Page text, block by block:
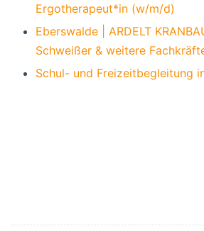
Ergotherapeut*in (w/m/d)
Eberswalde | ARDELT
Schweißer & weitere
Schul- und Freizeitbegleitung